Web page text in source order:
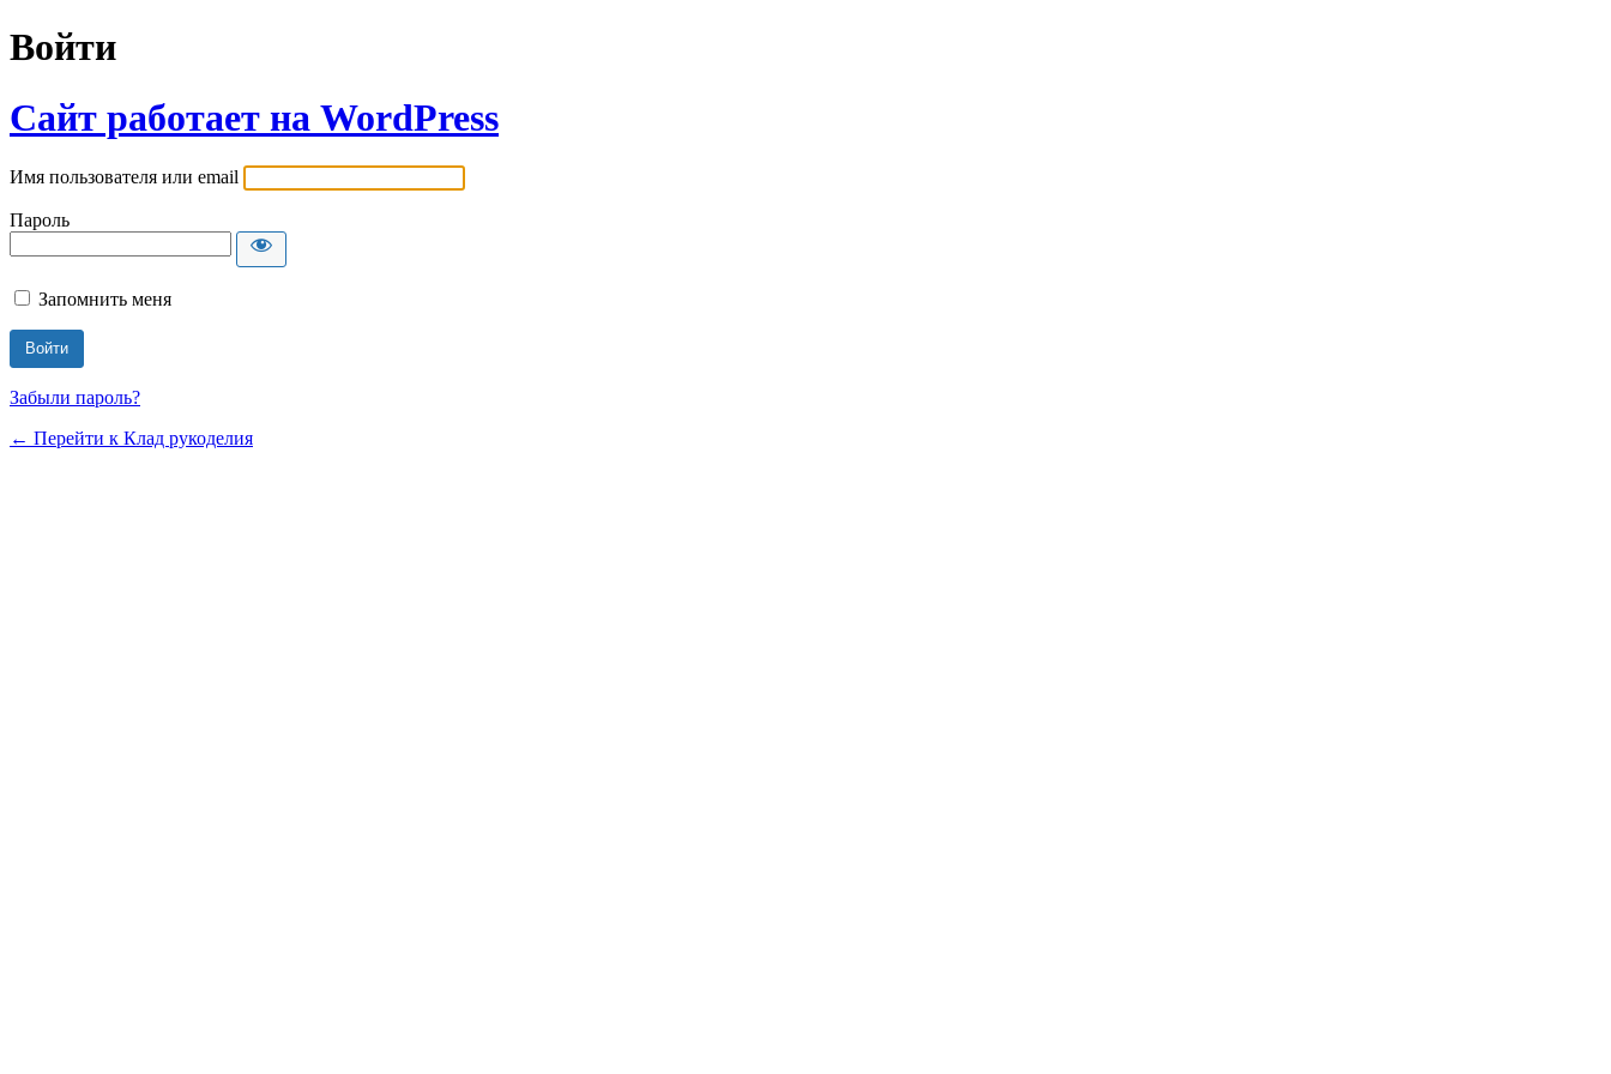
Войти
Сайт работает на WordPress
Имя пользователя или email
Пароль
Запомнить меня
Забыли пароль?
← Перейти к Клад рукоделия